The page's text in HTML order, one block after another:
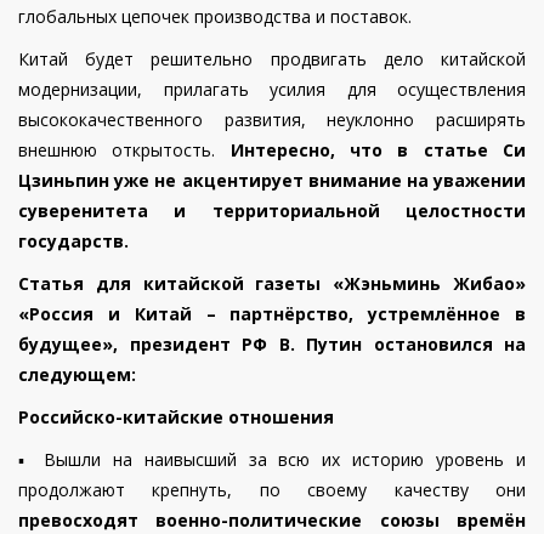
глобальных цепочек производства и поставок.
Китай будет решительно продвигать дело китайской
модернизации, прилагать усилия для осуществления
высококачественного развития, неуклонно расширять
внешнюю открытость. Интересно, что в статье Си
Цзиньпин уже не акцентирует внимание на уважении
суверенитета и территориальной целостности
государств.
Статья для китайской газеты «Жэньминь Жибао»
«Россия и Китай – партнёрство, устремлённое в
будущее», президент РФ В. Путин остановился на
следующем:
Российско-китайские отношения
▪️ Вышли на наивысший за всю их историю уровень и
продолжают крепнуть, по своему качеству они
превосходят военно-политические союзы времён